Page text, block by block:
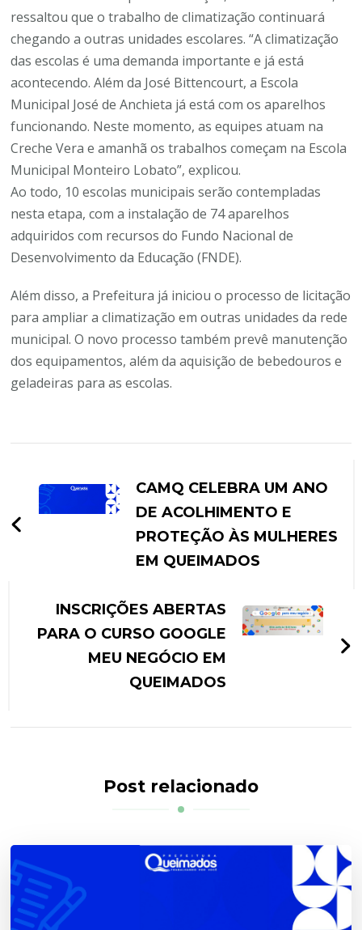
ressaltou que o trabalho de climatização continuará
chegando a outras unidades escolares. “A climatização
das escolas é uma demanda importante e já está
acontecendo. Além da José Bittencourt, a Escola
Municipal José de Anchieta já está com os aparelhos
funcionando. Neste momento, as equipes atuam na
Creche Vera e amanhã os trabalhos começam na Escola
Municipal Monteiro Lobato”, explicou.
Ao todo, 10 escolas municipais serão contempladas
nesta etapa, com a instalação de 74 aparelhos
adquiridos com recursos do Fundo Nacional de
Desenvolvimento da Educação (FNDE).
Além disso, a Prefeitura já iniciou o processo de licitação
para ampliar a climatização em outras unidades da rede
municipal. O novo processo também prevê manutenção
dos equipamentos, além da aquisição de bebedouros e
geladeiras para as escolas.
CAMQ CELEBRA UM ANO
DE ACOLHIMENTO E
PROTEÇÃO ÀS MULHERES
EM QUEIMADOS
INSCRIÇÕES ABERTAS
PARA O CURSO GOOGLE
MEU NEGÓCIO EM
QUEIMADOS
Post relacionado